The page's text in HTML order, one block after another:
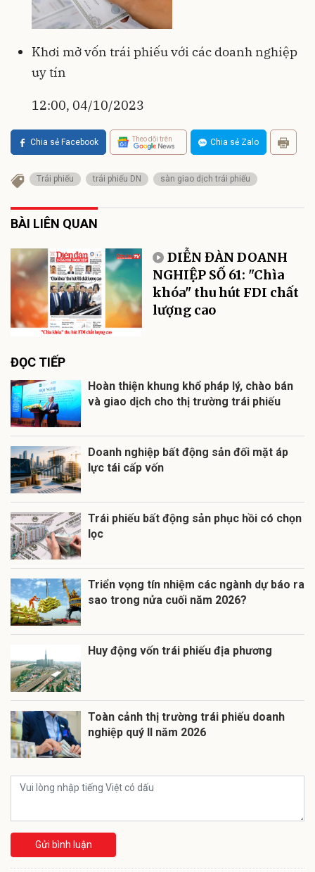
Khơi mở vốn trái phiếu với các doanh nghiệp
uy tín
12:00, 04/10/2023
Chia sẻ Facebook Theo dõi trên Chia sẻ Zalo
Trái phiếu trái phiếu DN sàn giao dịch trái phiếu
BÀI LIÊN QUAN
DIỄN ĐÀN DOANH
NGHIỆP SỐ 61: "Chìa
khóa" thu hút FDI chất
lượng cao
ĐỌC TIẾP
Hoàn thiện khung khổ pháp lý, chào bán
và giao dịch cho thị trường trái phiếu
Doanh nghiệp bất động sản đối mặt áp
lực tái cấp vốn
Trái phiếu bất động sản phục hồi có chọn
lọc
Triển vọng tín nhiệm các ngành dự báo ra
sao trong nửa cuối năm 2026?
Huy động vốn trái phiếu địa phương
Toàn cảnh thị trường trái phiếu doanh
nghiệp quý II năm 2026
Gửi bình luận